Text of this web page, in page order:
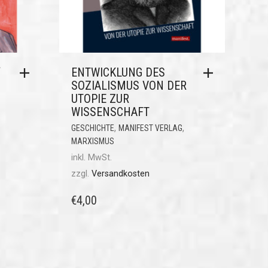
ENTWICKLUNG DES
SOZIALISMUS VON DER
UTOPIE ZUR
WISSENSCHAFT
GESCHICHTE, MANIFEST VERLAG,
MARXISMUS
inkl. MwSt.
zzgl. Versandkosten
€4,00